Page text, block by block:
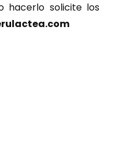
hacerlo solicite los